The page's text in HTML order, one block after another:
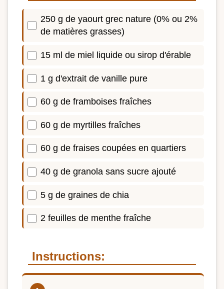
250 g de yaourt grec nature (0% ou 2%
de matières grasses)
15 ml de miel liquide ou sirop d'érable
1 g d'extrait de vanille pure
60 g de framboises fraîches
60 g de myrtilles fraîches
60 g de fraises coupées en quartiers
40 g de granola sans sucre ajouté
5 g de graines de chia
2 feuilles de menthe fraîche
Instructions: